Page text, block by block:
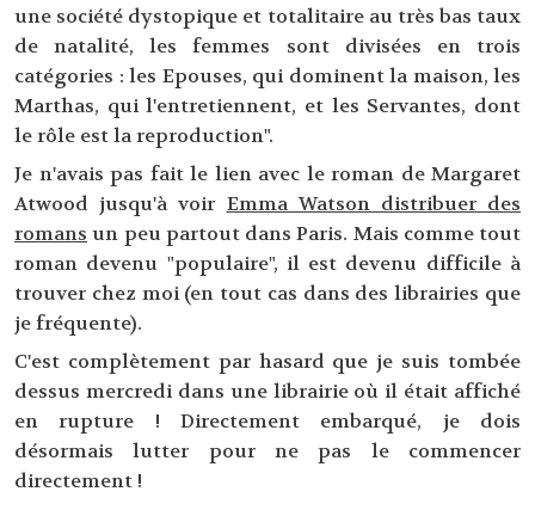
une société dystopique et totalitaire au très bas taux
de natalité, les femmes sont divisées en trois
catégories : les Epouses, qui dominent la maison, les
Marthas, qui l'entretiennent, et les Servantes, dont
le rôle est la reproduction".
Je n'avais pas fait le lien avec le roman de Margaret
Atwood jusqu'à voir Emma Watson distribuer des
romans un peu partout dans Paris. Mais comme tout
roman devenu "populaire", il est devenu difficile à
trouver chez moi (en tout cas dans des librairies que
je fréquente).
C'est complètement par hasard que je suis tombée
dessus mercredi dans une librairie où il était affiché
en rupture ! Directement embarqué, je dois
désormais lutter pour ne pas le commencer
directement !